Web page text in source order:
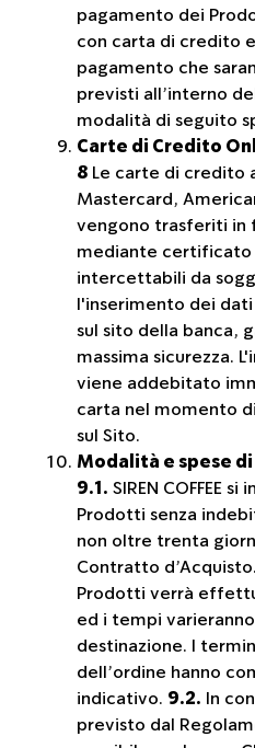
pagamento dei
con carta di credito
pagamento che
previsti all’interno
modalità di seguito
Carte di Credito
8 Le carte di credito
Mastercard,
vengono trasferiti in
mediante certificato
intercettabili da
l'inserimento dei
sul sito della banca,
massima sicurezza.
viene addebitato
carta nel momento
sul Sito.
Modalità e spese di
9.1. SIREN COFFEE
Prodotti senza
non oltre trenta
Contratto
Prodotti verrà
ed i tempi
destinazione. I
dell’ordine hanno
indicativo. 9.2. In
previsto dal